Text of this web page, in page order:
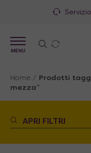
MENU
Home /
Prodotti
mezza”
APRI FILTRI